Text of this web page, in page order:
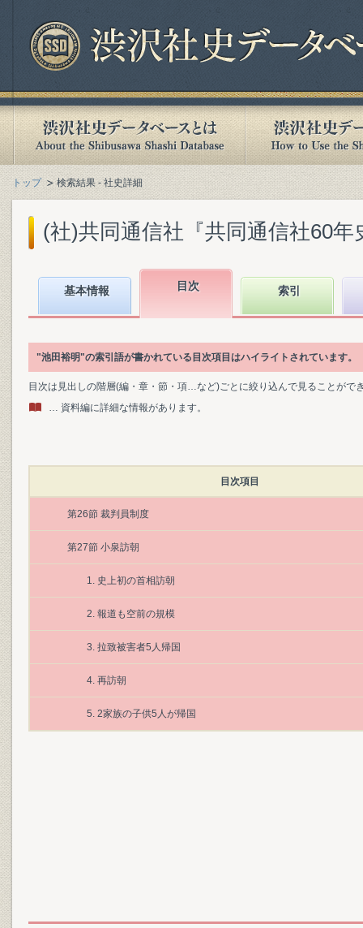
トップ 検索結果 - 社史詳細
(社)共同通信社『共同通信社60年
基本情報 目次 索引
"池田裕明"の索引語が書かれている目次項目はハイライトされています。
目次は見出しの階層(編・章・節・項…など)ごとに絞り込んで見ることがで
… 資料編に詳細な情報があります。
目次項目
第26節 裁判員制度
第27節 小泉訪朝
1. 史上初の首相訪朝
2. 報道も空前の規模
3. 拉致被害者5人帰国
4. 再訪朝
5. 2家族の子供5人が帰国